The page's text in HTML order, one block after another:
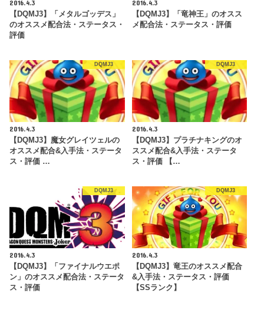
2016.4.3
【DQMJ3】「メタルゴッデス」
のオススメ配合法・ステータス・
評価
2016.4.3
【DQMJ3】「竜神王」のオスス
メ配合法・ステータス・評価
DQMJ3
2016.4.3
【DQMJ3】魔女グレイツェルの
オススメ配合&入手法・ステータ
ス・評価 …
DQMJ3
2016.4.3
【DQMJ3】プラチナキングのオ
ススメ配合&入手法・ステータ
ス・評価 【…
DQMJ3
2016.4.3
【DQMJ3】「ファイナルウエポ
ン」のオススメ配合法・ステータ
ス・評価
DQMJ3
2016.4.3
【DQMJ3】竜王のオススメ配合
&入手法・ステータス・評価
【SSランク】